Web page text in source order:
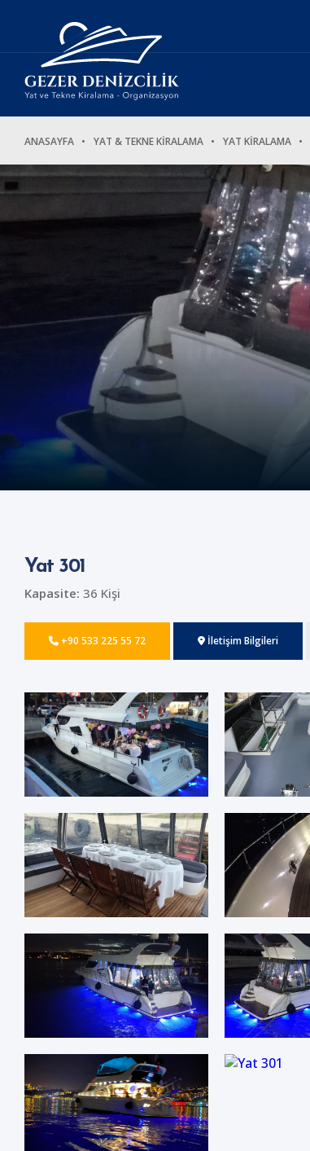
ANASAYFA YAT & TEKNE KİRALAMA YAT KİRALAMA
Yat 301
Kapasite: 36 Kişi
+90 533 225 55 72 İletişim Bilgileri